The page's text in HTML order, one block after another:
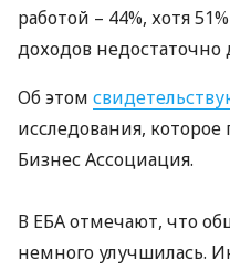
работой – 44%, хотя
доходов
Об этом
исследования,
Бизнес Ассоциация.
В ЕБАотмечают, что
немного улучшилась.